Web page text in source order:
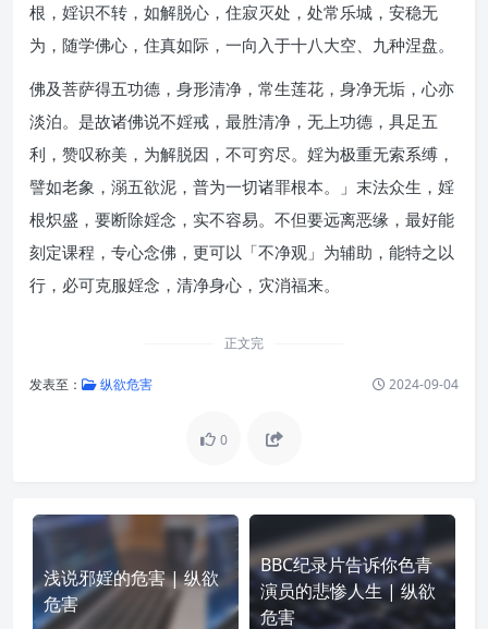
根，婬识不转，如解脱心，住寂灭处，处常乐城，安稳无
为，随学佛心，住真如际，一向入于十八大空、九种涅盘。
佛及菩萨得五功德，身形清净，常生莲花，身净无垢，心亦
淡泊。是故诸佛说不婬戒，最胜清净，无上功德，具足五
利，赞叹称美，为解脱因，不可穷尽。婬为极重无索系缚，
譬如老象，溺五欲泥，普为一切诸罪根本。」末法众生，婬
根炽盛，要断除婬念，实不容易。不但要远离恶缘，最好能
刻定课程，专心念佛，更可以「不净观」为辅助，能特之以
行，必可克服婬念，清净身心，灾消福来。
正文完
发表至： 纵欲危害 2024-09-04
0
浅说邪婬的危害 | 纵欲
危害
BBC纪录片告诉你色青
演员的悲惨人生 | 纵欲
危害